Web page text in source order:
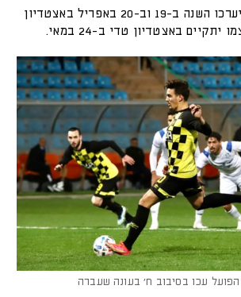
משחקי חצי הגמר ייערכו השנה ב-19 וב-20 באפריל באצטדיון
באצטדיון טדי ב-24 במאי.
עכו בסיבוב ח׳ בעונה שעברה